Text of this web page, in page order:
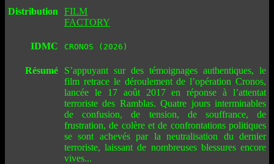
Distribution
FILM
FACTORY
IDMC CRONOS (2026)
Résumé
S’appuyant sur des témoignages authentiques, le
film retrace le déroulement de l’opération Cronos,
lancée le 17 août 2017 en réponse à l’attentat
terroriste des Ramblas. Quatre jours interminables
de confusion, de tension, de souffrance, de
frustration, de colère et de confrontations politiques
se sont achevés par la neutralisation du dernier
terroriste, laissant de nombreuses blessures encore
vives...